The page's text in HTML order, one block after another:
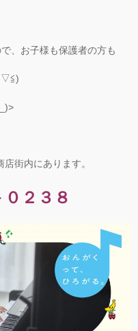
、お子様も保護者の方も
店街内にあります。
２３８